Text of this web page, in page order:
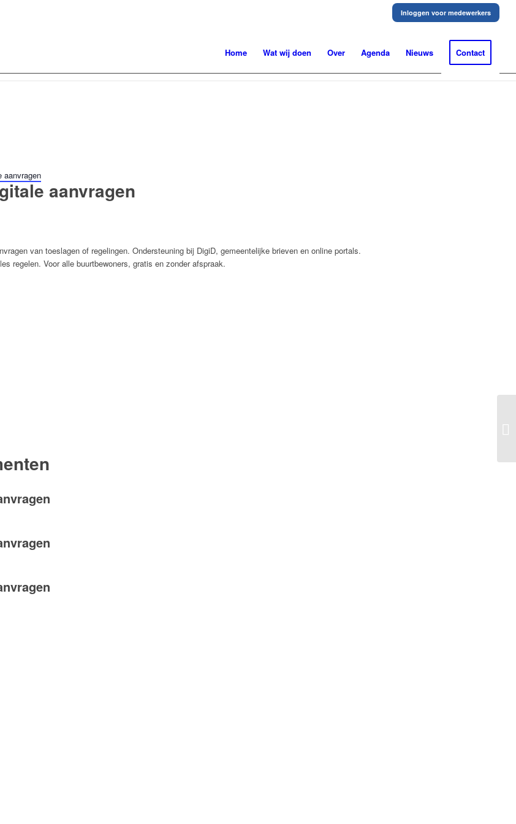
Inloggen voor medewerkers
Home Wat wij doen Over Agenda Nieuws Contact
aanvragen
aanvragen
van toeslagen of regelingen. Ondersteuning bij DigiD, gemeentelijke brieven en online portals.
regelen. Voor alle buurtbewoners, gratis en zonder afspraak.